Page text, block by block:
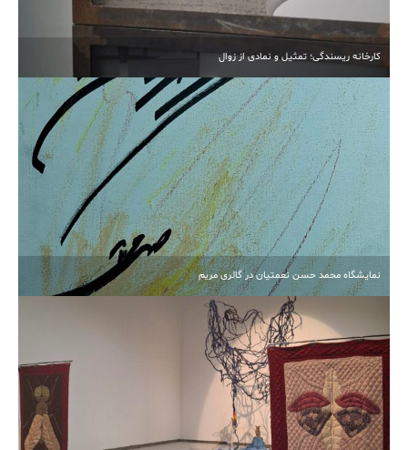
انتخابات مجدد هیأت‌مدیره خیرین مدرسه‌ساز کاشان برگزار
شد
کارخانه ریسندگی؛ تمثیل و نمادی از زوال
نمایشگاه محمد حسن نعمتیان در گالری مریم